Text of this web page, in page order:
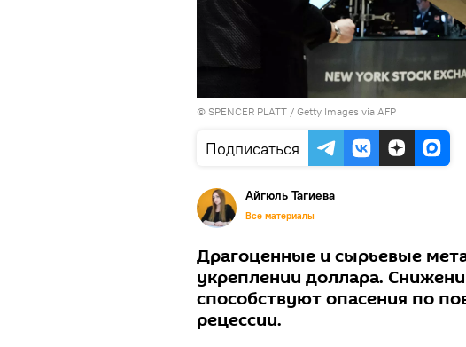
© SPENCER PLATT / Getty Images via AFP
Подписаться
Айгюль Тагиева
Все материалы
Драгоценные и сырьевые
укреплении доллара.
способствуют опасения по
рецессии.